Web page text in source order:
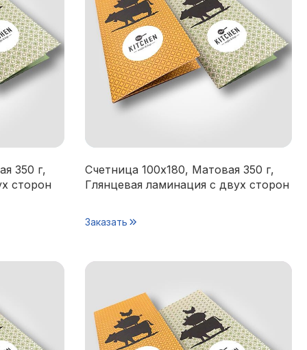
350 г,
сторон
Счетница 100х180, Матовая 350 г,
Глянцевая ламинация с двух сторон
Заказать